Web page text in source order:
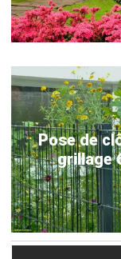
Pose de
grillage